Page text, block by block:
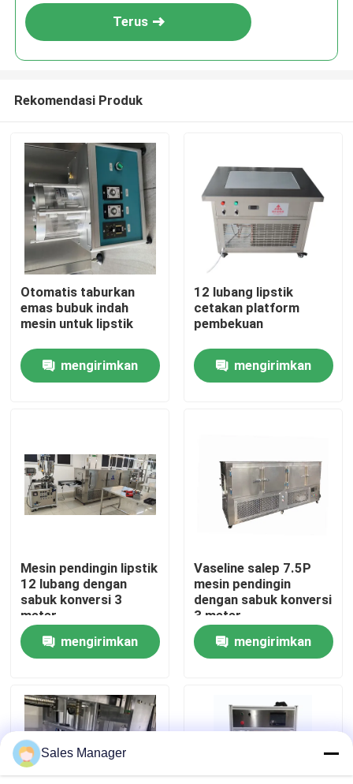
Rumah
Produk
Tentang kita
Kontrol kualitas
Quote request suatu
Mesin pengisi lip gloss otomatis
Mesin Pengisi Mascara
Terus
Rekomendasi Produk
Otomatis taburkan
emas bubuk indah
mesin untuk lipstik
mengirimkan
12 lubang lipstik
cetakan platform
pembekuan
mengirimkan
Mesin pendingin lipstik
12 lubang dengan
sabuk konversi 3
meter
mengirimkan
Vaseline salep 7.5P
mesin pendingin
dengan sabuk konversi
3 meter
mengirimkan
Sales Manager